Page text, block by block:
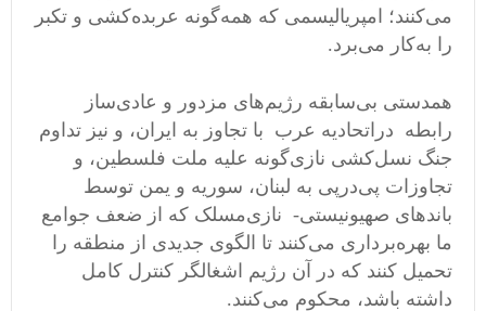
می‌کنند؛ امپریالیسمی که همه‌گونه عربده‌کشی و تکبر
را به‌کار می‌برد.
همدستی بی‌سابقه رژیم‌های مزدور و عادی‌ساز
رابطه دراتحادیه‌ عرب با تجاوز به ایران، و نیز تداوم
جنگ نسل‌کشی نازی‌گونه علیه ملت فلسطین، و
تجاوزات پی‌درپی به لبنان، سوریه و یمن توسط
باندهای صهیونیستی- نازی‌مسلک که از ضعف جوامع
ما بهره‌برداری می‌کنند تا الگوی جدیدی از منطقه را
تحمیل کنند که در آن رژیم اشغالگر کنترل کامل
داشته باشد، محکوم می‌کنند.